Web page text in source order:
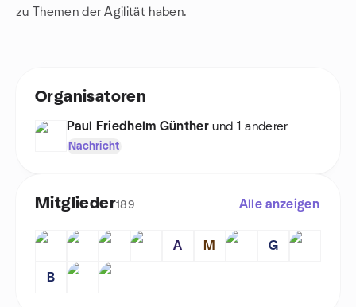
zu Themen der Agilität haben.
Organisatoren
Paul Friedhelm Günther und 1 anderer
Nachricht
Mitglieder189 Alle anzeigen
A M G
B